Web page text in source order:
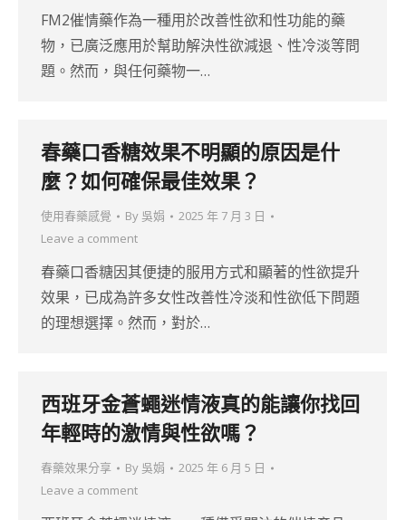
FM2催情藥作為一種用於改善性欲和性功能的藥
物，已廣泛應用於幫助解決性欲減退、性冷淡等問
題。然而，與任何藥物一…
春藥口香糖效果不明顯的原因是什
麼？如何確保最佳效果？
使用春藥感覺 By 吳娟
2025 年 7 月 3 日
Leave a comment
春藥口香糖因其便捷的服用方式和顯著的性欲提升
效果，已成為許多女性改善性冷淡和性欲低下問題
的理想選擇。然而，對於…
西班牙金蒼蠅迷情液真的能讓你找回
年輕時的激情與性欲嗎？
春藥效果分享 By 吳娟
2025 年 6 月 5 日
Leave a comment